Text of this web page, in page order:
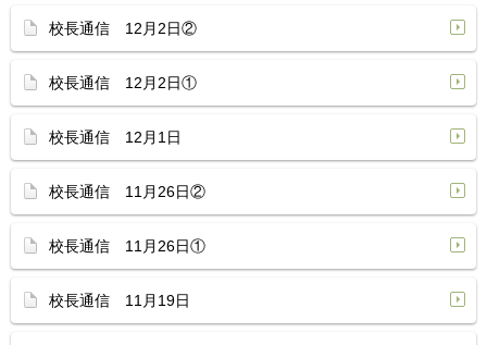
校長通信 12月2日②
校長通信 12月2日①
校長通信 12月1日
校長通信 11月26日②
校長通信 11月26日①
校長通信 11月19日